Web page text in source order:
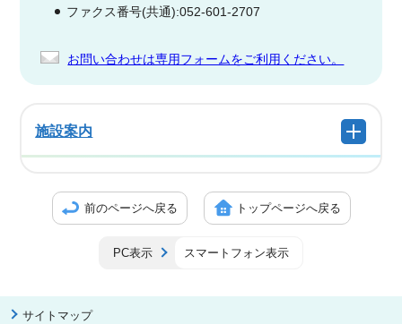
ファクス番号(共通):052-601-2707
お問い合わせは専用フォームをご利用ください。
施設案内
前のページへ戻る トップページへ戻る
PC表示 スマートフォン表示
サイトマップ